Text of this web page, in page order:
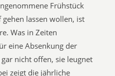
Frühstück
lassen wollen, ist
Was in Zeiten
eine Absenkung der
nicht offen, sie leugnet
zeigt die jährliche